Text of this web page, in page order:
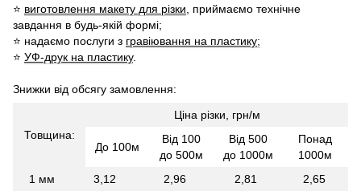
⭐ виготовлення макету для різки , приймаємо технічне
завдання в будь-якій формі;
⭐ надаємо послуги з гравіювання на пластику;
⭐ УФ-друк на пластику.
Знижки від обсягу замовлення:
Товщина:
Ціна різки, грн/м
До 100м
Від 100
до 500м
Від 500
до 1000м
Понад
1000м
1 мм
3,12 2,96 2,81
2,65